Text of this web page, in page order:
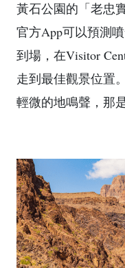
黃石公園的「老忠
官方App可以預測
到場，在Visitor
走到最佳觀景位置
輕微的地鳴聲，那